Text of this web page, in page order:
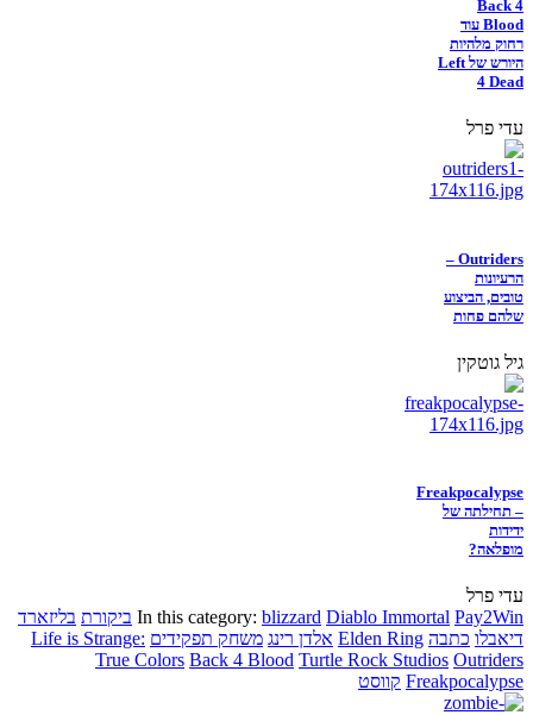
Back 4
Blood עוד
רחוק מלהיות
היורש של Left
4 Dead
עדי פרל
Outriders –
הרעיונות
טובים, הביצוע
שלהם פחות
גיל גוטקין
Freakpocalypse
– תחילתה של
ידידות
מופלאה?
עדי פרל
In this category: blizzard Diablo Immortal Pay2Win ביקורת בליזארד
דיאבלו כתבה Elden Ring אלדן רינג משחק תפקידים Life is Strange:
True Colors Back 4 Blood Turtle Rock Studios Outriders
Freakpocalypse קווסט